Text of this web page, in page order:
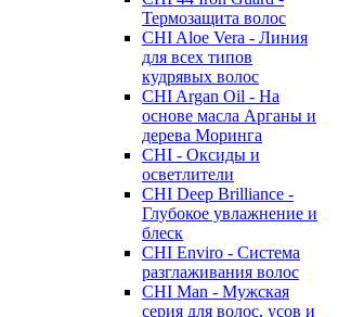
Термозащита волос
CHI Aloe Vera - Линия
для всех типов
кудрявых волос
CHI Argan Oil - На
основе масла Арганы и
дерева Моринга
CHI - Оксиды и
осветлители
CHI Deep Brilliance -
Глубокое увлажнение и
блеск
CHI Enviro - Система
разглаживания волос
CHI Man - Мужская
серия для волос, усов и